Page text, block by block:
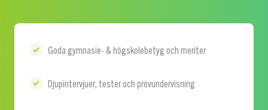
Goda gymnasie- & högskolebetyg och meriter
Djupintervjuer, tester och provundervisning